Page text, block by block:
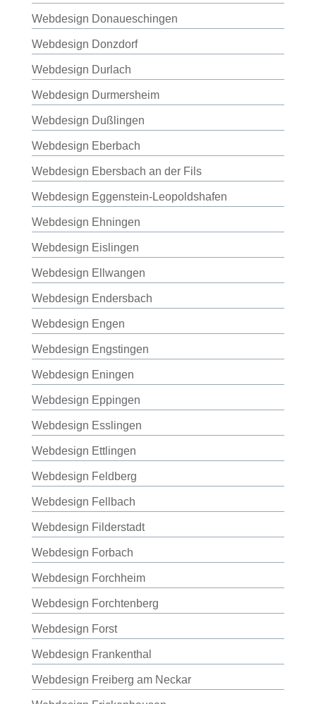
Webdesign Donaueschingen
Webdesign Donzdorf
Webdesign Durlach
Webdesign Durmersheim
Webdesign Dußlingen
Webdesign Eberbach
Webdesign Ebersbach an der Fils
Webdesign Eggenstein-Leopoldshafen
Webdesign Ehningen
Webdesign Eislingen
Webdesign Ellwangen
Webdesign Endersbach
Webdesign Engen
Webdesign Engstingen
Webdesign Eningen
Webdesign Eppingen
Webdesign Esslingen
Webdesign Ettlingen
Webdesign Feldberg
Webdesign Fellbach
Webdesign Filderstadt
Webdesign Forbach
Webdesign Forchheim
Webdesign Forchtenberg
Webdesign Forst
Webdesign Frankenthal
Webdesign Freiberg am Neckar